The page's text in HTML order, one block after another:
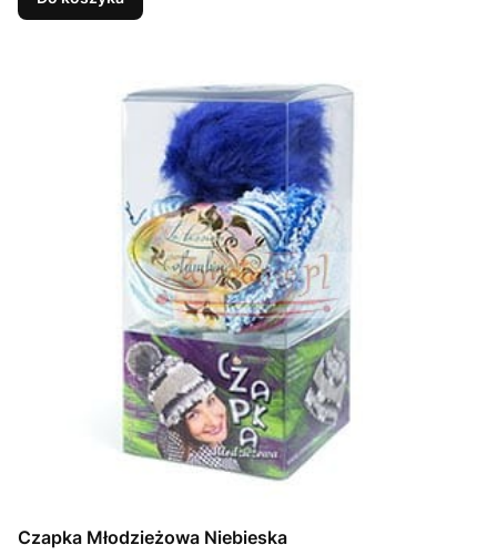
Czapka Młodzieżowa Niebieska